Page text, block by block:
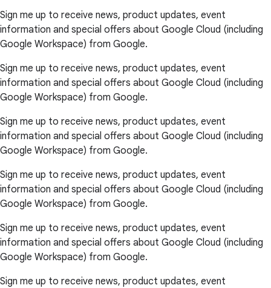
Sign me up to receive news, product updates, event
information and special offers about Google Cloud (including
Google Workspace) from Google.
Sign me up to receive news, product updates, event
information and special offers about Google Cloud (including
Google Workspace) from Google.
Sign me up to receive news, product updates, event
information and special offers about Google Cloud (including
Google Workspace) from Google.
Sign me up to receive news, product updates, event
information and special offers about Google Cloud (including
Google Workspace) from Google.
Sign me up to receive news, product updates, event
information and special offers about Google Cloud (including
Google Workspace) from Google.
Sign me up to receive news, product updates, event